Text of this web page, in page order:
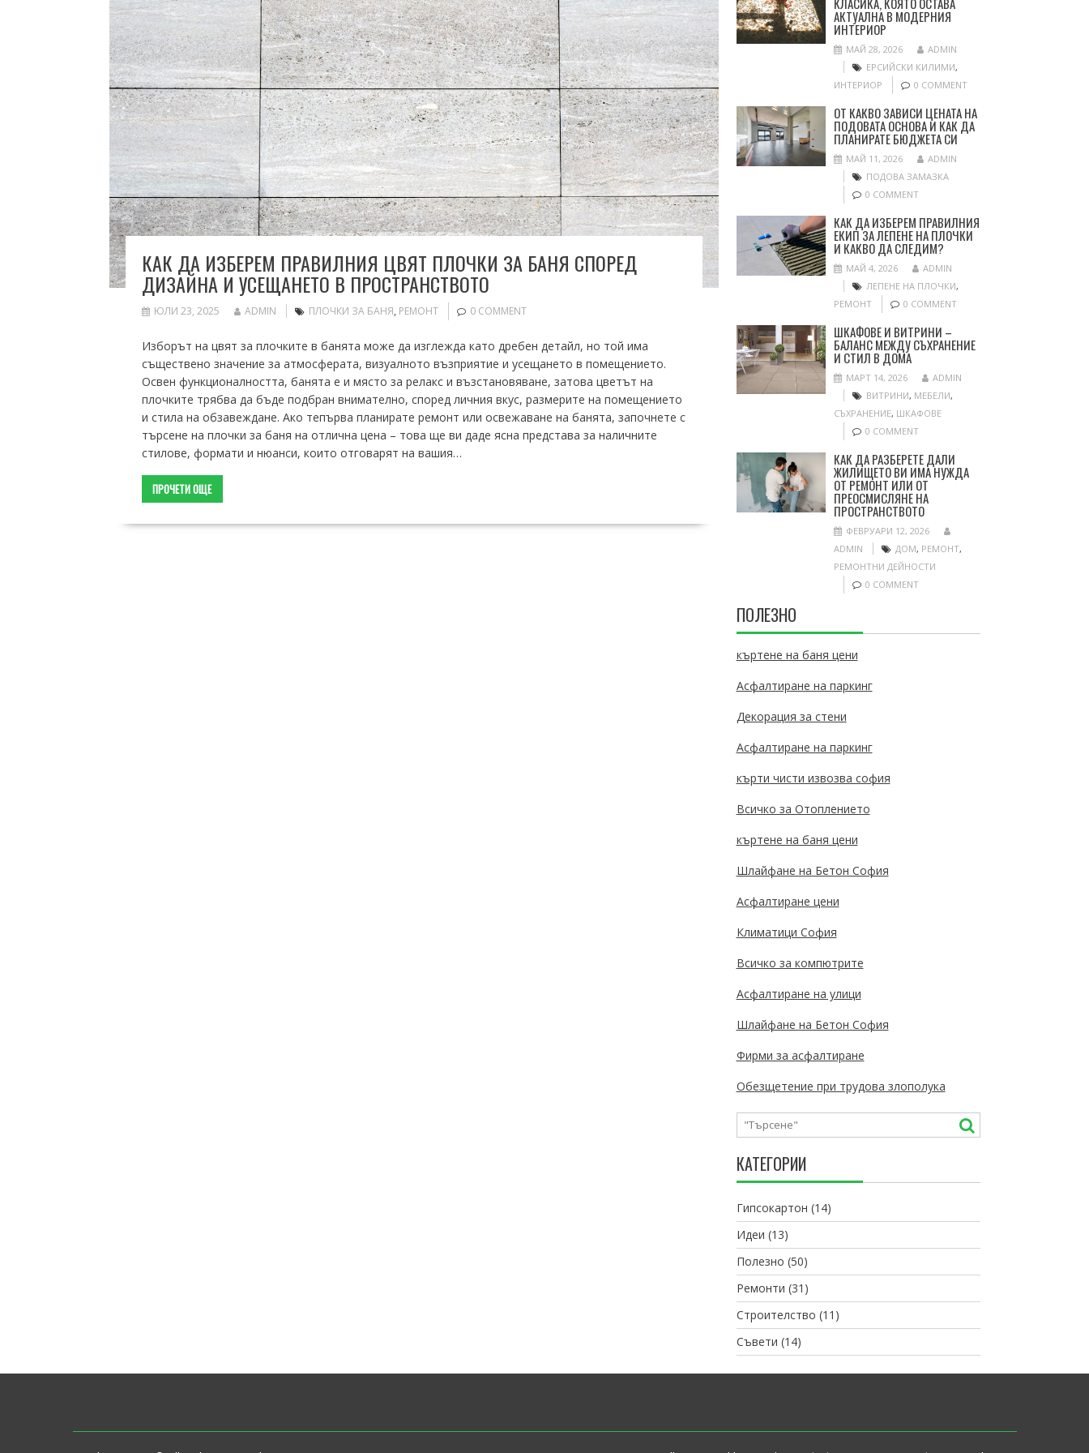
КАК ДА ИЗБЕРЕМ ПРАВИЛНИЯ ЦВЯТ ПЛОЧКИ ЗА БАНЯ СПОРЕД
ДИЗАЙНА И УСЕЩАНЕТО В ПРОСТРАНСТВОТО
ЮЛИ 23, 2025 ADMIN ПЛОЧКИ ЗА БАНЯ, РЕМОНТ 0 COMMENT
Изборът на цвят за плочките в банята може да изглежда като дребен детайл, но той има
съществено значение за атмосферата, визуалното възприятие и усещането в помещението.
Освен функционалността, банята е и място за релакс и възстановяване, затова цветът на
плочките трябва да бъде подбран внимателно, според личния вкус, размерите на помещението
и стила на обзавеждане. Ако тепърва планирате ремонт или освежаване на банята, започнете с
търсене на плочки за баня на отлична цена – това ще ви даде ясна представа за наличните
стилове, формати и нюанси, които отговарят на вашия…
ПРОЧЕТИ ОЩЕ
АКТУАЛНА В МОДЕРНИЯ
ИНТЕРИОР
МАЙ 28, 2026
ADMIN
ЕРСИЙСКИ КИЛИМИ,
ИНТЕРИОР
0 COMMENT
ОТ КАКВО ЗАВИСИ ЦЕНАТА НА
ПОДОВАТА ОСНОВА И КАК ДА
ПЛАНИРАТЕ БЮДЖЕТА СИ
МАЙ 11, 2026
ADMIN
ПОДОВА ЗАМАЗКА
0 COMMENT
КАК ДА ИЗБЕРЕМ ПРАВИЛНИЯ
ЕКИП ЗА ЛЕПЕНЕ НА ПЛОЧКИ
И КАКВО ДА СЛЕДИМ?
МАЙ 4, 2026
ADMIN
ЛЕПЕНЕ НА ПЛОЧКИ,
РЕМОНТ
0 COMMENT
ШКАФОВЕ И ВИТРИНИ –
БАЛАНС МЕЖДУ СЪХРАНЕНИЕ
И СТИЛ В ДОМА
МАРТ 14, 2026
ADMIN
ВИТРИНИ, МЕБЕЛИ,
СЪХРАНЕНИЕ, ШКАФОВЕ
0 COMMENT
КАК ДА РАЗБЕРЕТЕ ДАЛИ
ЖИЛИЩЕТО ВИ ИМА НУЖДА
ОТ РЕМОНТ ИЛИ ОТ
ПРЕОСМИСЛЯНЕ НА
ПРОСТРАНСТВОТО
ФЕВРУАРИ 12, 2026
ADMIN
ДОМ, РЕМОНТ,
РЕМОНТНИ ДЕЙНОСТИ
0 COMMENT
ПОЛЕЗНО
къртене на баня цени
Асфалтиране на паркинг
Декорация за стени
Асфалтиране на паркинг
кърти чисти извозва софия
Всичко за Отоплението
къртене на баня цени
Шлайфане на Бетон София
Асфалтиране цени
Климатици София
Всичко за компютрите
Асфалтиране на улици
Шлайфане на Бетон София
Фирми за асфалтиране
Обезщетение при трудова злополука
КАТЕГОРИИ
Гипсокартон (14)
Идеи (13)
Полезно (50)
Ремонти (31)
Строителство (11)
Съвети (14)